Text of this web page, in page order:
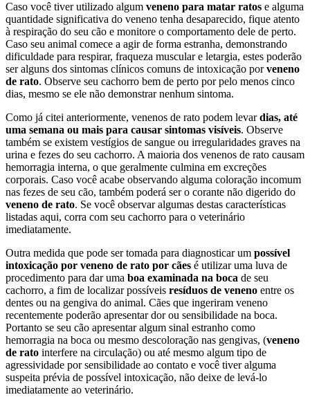
Caso você tiver utilizado algum veneno para matar ratos e alguma
quantidade significativa do veneno tenha desaparecido, fique atento
à respiração do seu cão e monitore o comportamento dele de perto.
Caso seu animal comece a agir de forma estranha, demonstrando
dificuldade para respirar, fraqueza muscular e letargia, estes poderão
ser alguns dos sintomas clínicos comuns de intoxicação porveneno
de rato. Observe seu cachorro bem de perto por pelo menos cinco
dias, mesmo se ele não demonstrar nenhum sintoma.
Como já citei anteriormente, venenos de rato podem levardias, até
uma semana ou mais para causar sintomas visíveis. Observe
também se existem vestígios de sangue ou irregularidades graves na
urina e fezes do seu cachorro. A maioria dos venenos de rato causam
hemorragia interna, o que geralmente culmina em excreções
corporais. Caso você acabe observando alguma coloração incomum
nas fezes de seu cão, também poderá ser o corante não digerido do
veneno de rato. Se você observar algumas destas características
listadas aqui, corra com seu cachorro para o veterinário
imediatamente.
Outra medida que pode ser tomada para diagnosticar um possível
intoxicação por veneno de rato por cães é utilizar uma luva de
procedimento para dar uma boa examinada na boca de seu
cachorro, a fim de localizar possíveis resíduos de veneno entre os
dentes ou na gengiva do animal. Cães que ingeriram veneno
recentemente poderão apresentar dor ou sensibilidade na boca.
Portanto se seu cão apresentar algum sinal estranho como
hemorragia na boca ou mesmo descoloração nas gengivas, (veneno
de rato interfere na circulação) ou até mesmo algum tipo de
agressividade por sensibilidade ao contato e você tiver alguma
suspeita prévia de possível intoxicação, não deixe de levá-lo
imediatamente ao veterinário.